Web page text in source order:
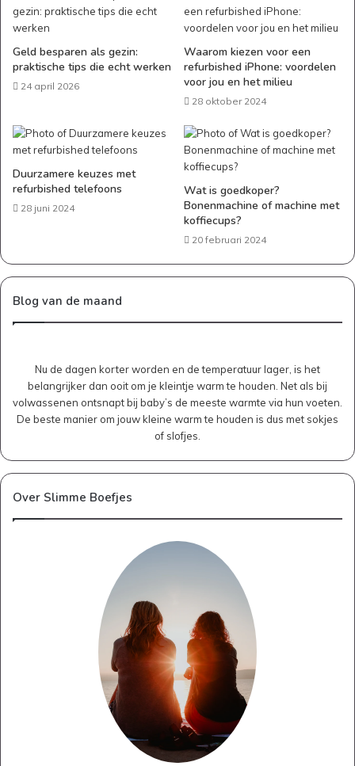
Geld besparen als gezin:
praktische tips die echt werken
24 april 2026
Waarom kiezen voor een
refurbished iPhone: voordelen
voor jou en het milieu
28 oktober 2024
Duurzamere keuzes met
refurbished telefoons
28 juni 2024
Wat is goedkoper?
Bonenmachine of machine met
koffiecups?
20 februari 2024
Blog van de maand
Nu de dagen korter worden en de temperatuur lager, is het
belangrijker dan ooit om je kleintje warm te houden. Net als bij
volwassenen ontsnapt bij baby’s de meeste warmte via hun voeten.
De beste manier om jouw kleine warm te houden is dus met sokjes
of slofjes.
Over Slimme Boefjes